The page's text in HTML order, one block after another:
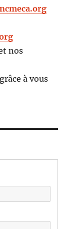
nos
à vous